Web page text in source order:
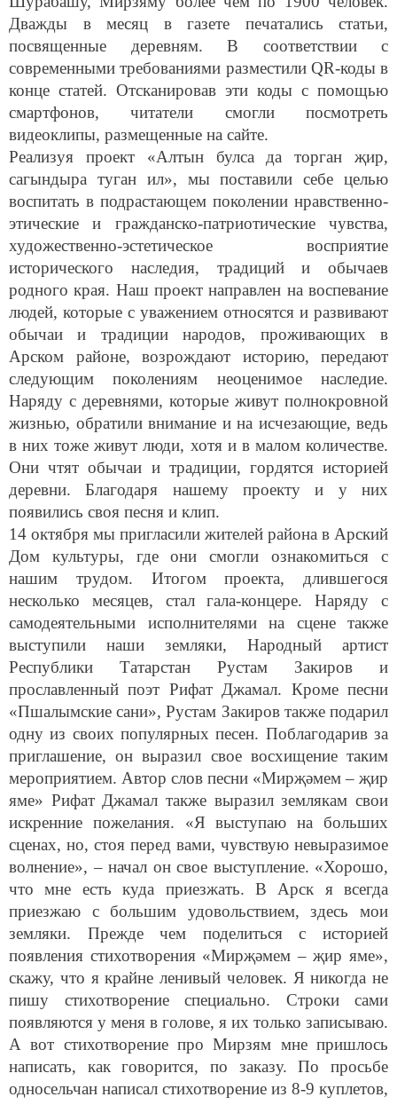
Дважды в месяц в газете печатались статьи,
посвященные деревням. В соответствии с
современными требованиями разместили QR-коды в
конце статей. Отсканировав эти коды с помощью
смартфонов, читатели смогли посмотреть
видеоклипы, размещенные на сайте.
Реализуя проект «Алтын булса да торган җир,
сагындыра туган ил», мы поставили себе целью
воспитать в подрастающем поколении нравственно-
этические и гражданско-патриотические чувства,
художественно-эстетическое восприятие
исторического наследия, традиций и обычаев
родного края. Наш проект направлен на воспевание
людей, которые с уважением относятся и развивают
обычаи и традиции народов, проживающих в
Арском районе, возрождают историю, передают
следующим поколениям неоценимое наследие.
Наряду с деревнями, которые живут полнокровной
жизнью, обратили внимание и на исчезающие, ведь
в них тоже живут люди, хотя и в малом количестве.
Они чтят обычаи и традиции, гордятся историей
деревни. Благодаря нашему проекту и у них
появились своя песня и клип.
14 октября мы пригласили жителей района в Арский
Дом культуры, где они смогли ознакомиться с
нашим трудом. Итогом проекта, длившегося
несколько месяцев, стал гала-концере. Наряду с
самодеятельными исполнителями на сцене также
выступили наши земляки, Народный артист
Республики Татарстан Рустам Закиров и
прославленный поэт Рифат Джамал. Кроме песни
«Пшалымские сани», Рустам Закиров также подарил
одну из своих популярных песен. Поблагодарив за
приглашение, он выразил свое восхищение таким
мероприятием. Автор слов песни «Мирҗәмем – җир
яме» Рифат Джамал также выразил землякам свои
искренние пожелания. «Я выступаю на больших
сценах, но, стоя перед вами, чувствую невыразимое
волнение», – начал он свое выступление. «Хорошо,
что мне есть куда приезжать. В Арск я всегда
приезжаю с большим удовольствием, здесь мои
земляки. Прежде чем поделиться с историей
появления стихотворения «Мирҗәмем – җир яме»,
скажу, что я крайне ленивый человек. Я никогда не
пишу стихотворение специально. Строки сами
появляются у меня в голове, я их только записываю.
А вот стихотворение про Мирзям мне пришлось
написать, как говорится, по заказу. По просьбе
односельчан написал стихотворение из 8-9 куплетов,
Расима Нигматуллина выбрала несколько куплетов и